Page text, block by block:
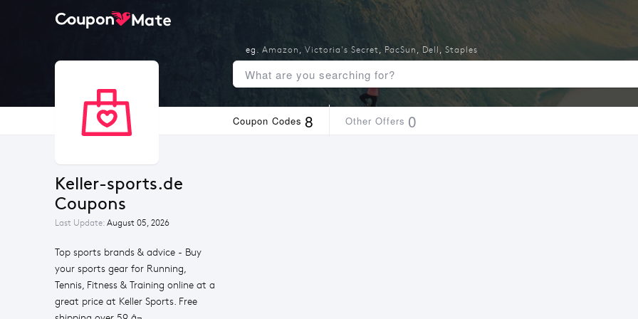
Coupon Codes 8 Other Offers 0
Keller-sports.de
Coupons
Last Update: August 05, 2026
Top sports brands & advice - Buy
your sports gear for Running,
Tennis, Fitness & Training online at a
great price at Keller Sports. Free
eg. Amazon , Victoria's Secret, PacSun , Dell , Staples